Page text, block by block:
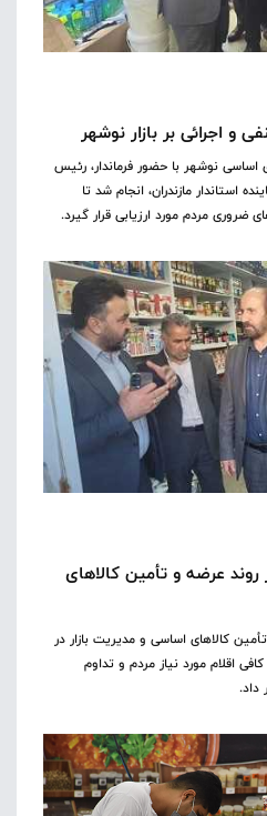
و اجرائی بر بازار نوشهر
اساسی نوشهر با حضور فرماندار، رئیس
استاندار مازندران، انجام شد تا
ضروری مردم مورد ارزیابی قرار گیرد.
عرضه و تأمین کالاهای
کالاهای اساسی و مدیریت بازار در
اقلام مورد نیاز مردم و تداوم
داد.